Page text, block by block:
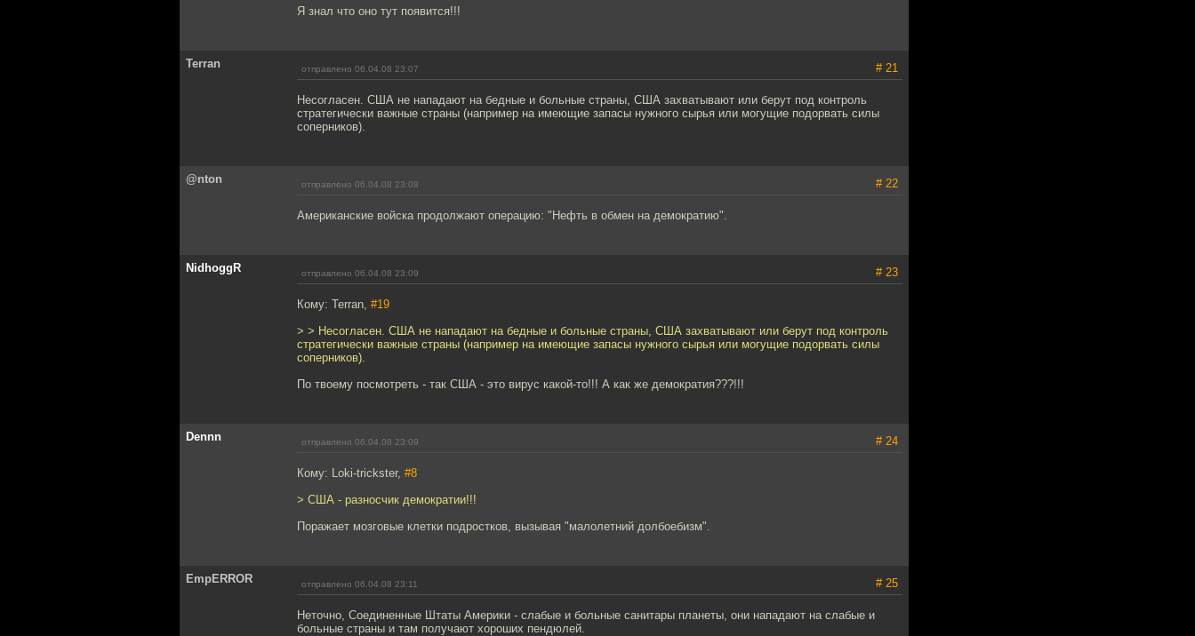
Я знал что оно тут появится!!!
Terran отправлено 06.04.08 23:07 # 21
Несогласен. США не нападают на бедные и больные страны, США захватывают или берут под контроль
стратегически важные страны (например на имеющие запасы нужного сырья или могущие подорвать силы
соперников).
@nton отправлено 06.04.08 23:08 # 22
Американские войска продолжают операцию: "Нефть в обмен на демократию".
NidhoggR отправлено 06.04.08 23:09 # 23
Кому: Terran, #19
> > Несогласен. США не нападают на бедные и больные страны, США захватывают или берут под контроль
стратегически важные страны (например на имеющие запасы нужного сырья или могущие подорвать силы
соперников).
По твоему посмотреть - так США - это вирус какой-то!!! А как же демократия???!!!
Dennn отправлено 06.04.08 23:09 # 24
Кому: Loki-trickster, #8
> США - разносчик демократии!!!
Поражает мозговые клетки подростков, вызывая "малолетний долбоебизм".
EmpERROR отправлено 06.04.08 23:11 # 25
Неточно, Соединенные Штаты Америки - слабые и больные санитары планеты, они нападают на слабые и
больные страны и там получают хороших пендюлей.